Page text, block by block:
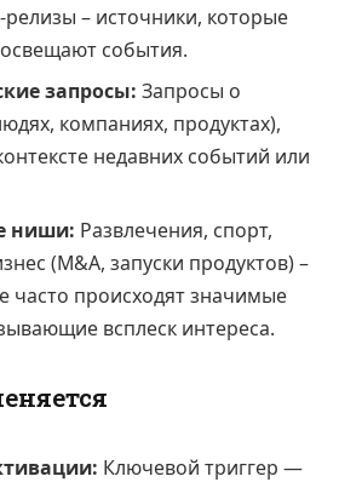
релизы – источники, которые
события.
запросы: Запросы о
компаниях, продуктах),
недавних событий или
ниши: Развлечения, спорт,
(M&A, запуски продуктов) –
часто происходят значимые
всплеск интереса.
Ключевой триггер —